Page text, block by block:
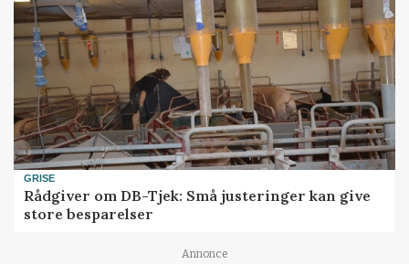
GRISE
Rådgiver om DB-Tjek: Små justeringer kan give
store besparelser
Annonce